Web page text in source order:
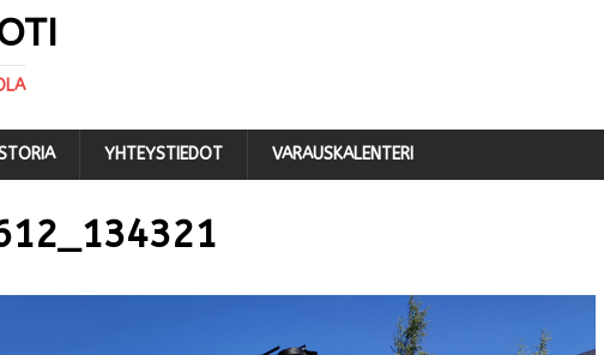
YHTEYSTIEDOT VARAUSKALENTERI